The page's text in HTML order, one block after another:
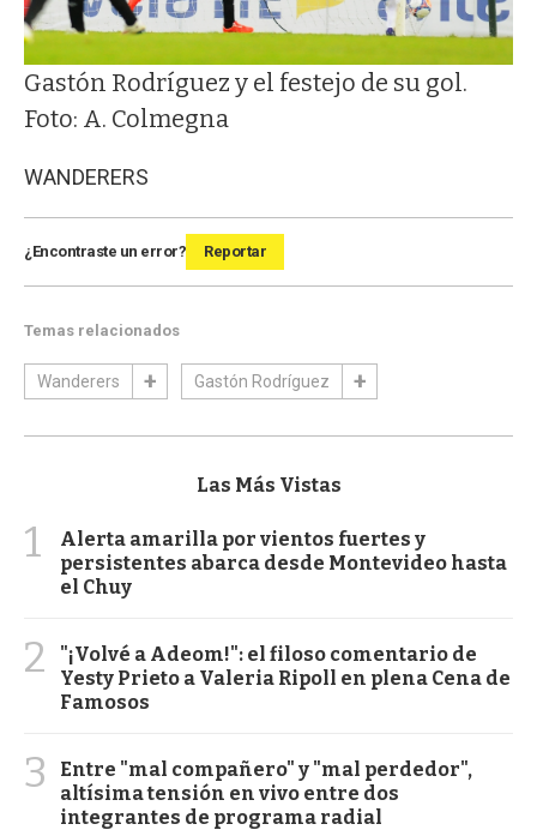
Gastón Rodríguez y el festejo de su gol.
Foto: A. Colmegna
WANDERERS
¿Encontraste un error? Reportar
Temas relacionados
Wanderers Gastón Rodríguez
Las Más Vistas
1
Alerta amarilla por vientos fuertes y
persistentes abarca desde Montevideo hasta
el Chuy
2
"¡Volvé a Adeom!": el filoso comentario de
Yesty Prieto a Valeria Ripoll en plena Cena de
Famosos
3
Entre "mal compañero" y "mal perdedor",
altísima tensión en vivo entre dos
integrantes de programa radial